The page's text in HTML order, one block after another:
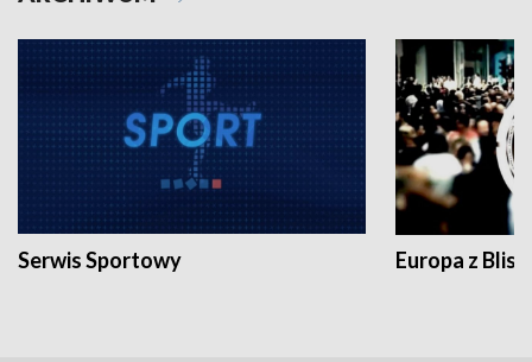
Serwis Sportowy Europa z